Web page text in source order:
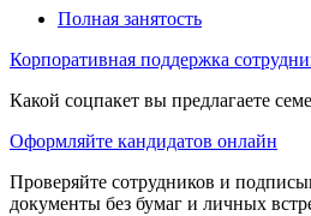
Полная занятость
Корпоративная поддержка
Какой соцпакет вы предлагаете
Оформляйте кандидатов онлайн
Проверяйте сотрудников и
документы без бумаг и личных